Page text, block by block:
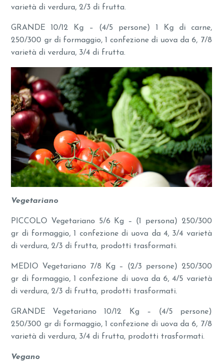
varietà di verdura, 2/3 di frutta.
GRANDE 10/12 Kg – (4/5 persone) 1 Kg di carne,
250/300 gr di formaggio, 1 confezione di uova da 6, 7/8
varietà di verdura, 3/4 di frutta.
Vegetariano
PICCOLO Vegetariano 5/6 Kg – (1 persona) 250/300
gr di formaggio, 1 confezione di uova da 4, 3/4 varietà
di verdura, 2/3 di frutta, prodotti trasformati.
MEDIO Vegetariano 7/8 Kg – (2/3 persone) 250/300
gr di formaggio, 1 confezione di uova da 6, 4/5 varietà
di verdura, 2/3 di frutta, prodotti trasformati.
GRANDE Vegetariano 10/12 Kg – (4/5 persone)
250/300 gr di formaggio, 1 confezione di uova da 6, 7/8
varietà di verdura, 3/4 di frutta, prodotti trasformati.
Vegano